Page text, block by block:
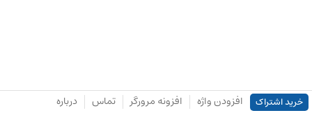
خرید اشتراک افزودن واژه افزونه مرورگر تماس درباره